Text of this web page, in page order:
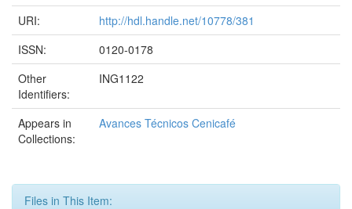
URI:
http://hdl.handle.net/10778/381
ISSN:
0120-0178
Other
Identifiers:
ING1122
Appears in
Collections:
Avances Técnicos Cenicafé
Files in This Item: